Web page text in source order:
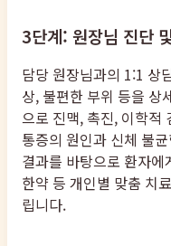
3단계: 원장님 진단
담당 원장님과의 1:1 상
상, 불편한 부위 등을 상
으로 진맥, 촉진, 이학적
통증의 원인과 신체 불
결과를 바탕으로 환자에
한약 등 개인별 맞춤 치
립니다.